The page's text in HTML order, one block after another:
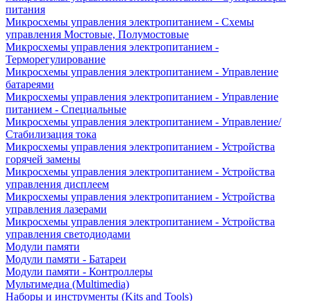
питания
Микросхемы управления электропитанием - Схемы
управления Мостовые, Полумостовые
Микросхемы управления электропитанием -
Терморегулирование
Микросхемы управления электропитанием - Управление
батареями
Микросхемы управления электропитанием - Управление
питанием - Специальные
Микросхемы управления электропитанием - Управление/
Стабилизация тока
Микросхемы управления электропитанием - Устройства
горячей замены
Микросхемы управления электропитанием - Устройства
управления дисплеем
Микросхемы управления электропитанием - Устройства
управления лазерами
Микросхемы управления электропитанием - Устройства
управления светодиодами
Модули памяти
Модули памяти - Батареи
Модули памяти - Контроллеры
Мультимедиа (Multimedia)
Наборы и инструменты (Kits and Tools)